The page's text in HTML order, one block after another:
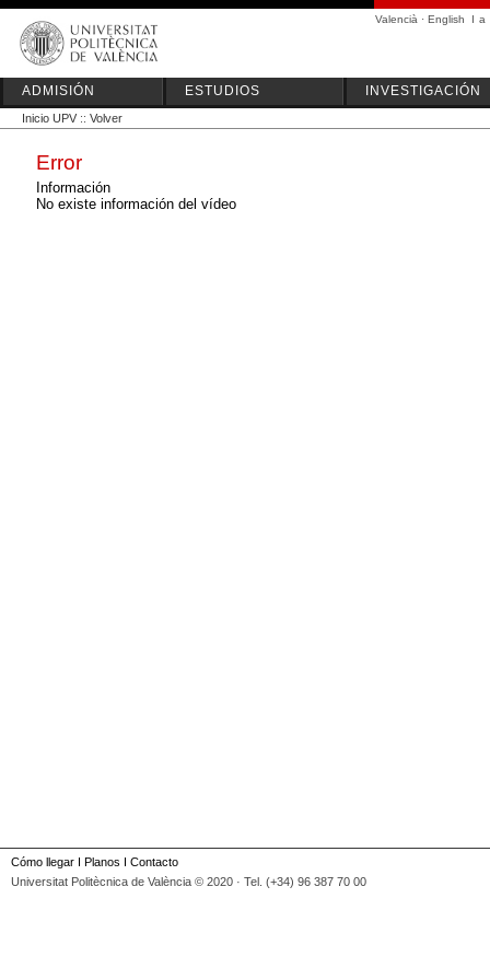
Valencià · English I a
ADMISIÓN ESTUDIOS INVESTIGACIÓN
Inicio UPV :: Volver
Error
Información
No existe información del vídeo
Cómo llegar I Planos I Contacto
Universitat Politècnica de València © 2020 · Tel. (+34) 96 387 70 00